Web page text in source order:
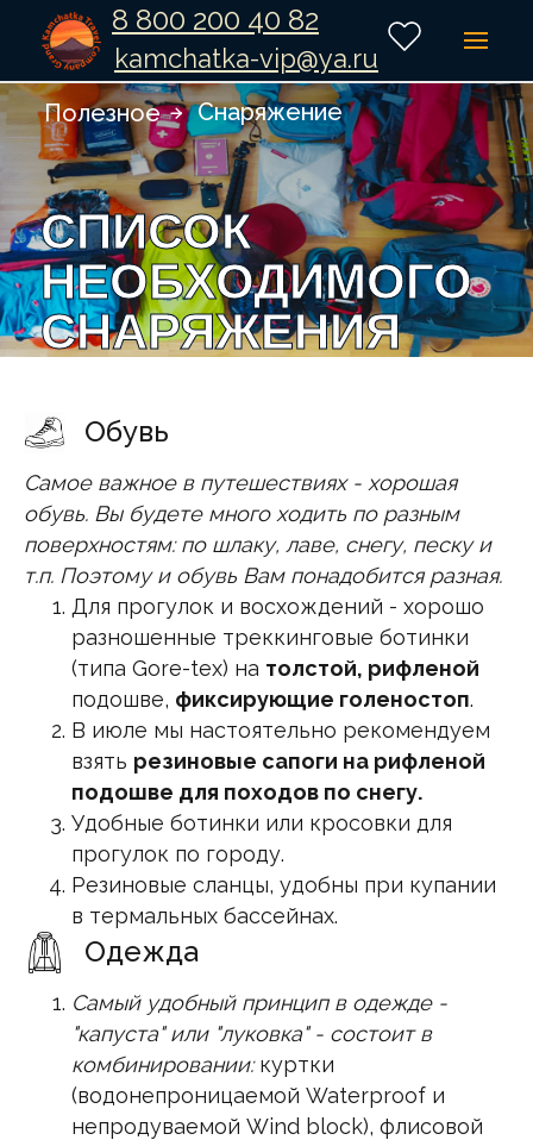
8 800 200 40 82
kamchatka-vip@ya.ru
СПИСОК
НЕОБХОДИМОГО
СНАРЯЖЕНИЯ
Снаряжение
Полезное
Обувь
Самое важное в путешествиях - хорошая
обувь. Вы будете много ходить по разным
поверхностям: по шлаку, лаве, снегу, песку и
т.п. Поэтому и обувь Вам понадобится разная.
Для прогулок и восхождений - хорошо
разношенные треккинговые ботинки
(типа Gore-tex) на толстой, рифленой
подошве, фиксирующие голеностоп.
В июле мы настоятельно рекомендуем
взять резиновые сапоги на рифленой
подошве для походов по снегу.
Удобные ботинки или кросовки для
прогулок по городу.
Резиновые сланцы, удобны при купании
в термальных бассейнах.
Одежда
Самый удобный принцип в одежде -
"капуста" или "луковка" - состоит в
комбинировании:куртки
(водонепроницаемой Waterproof и
непродуваемой Wind block), флисовой